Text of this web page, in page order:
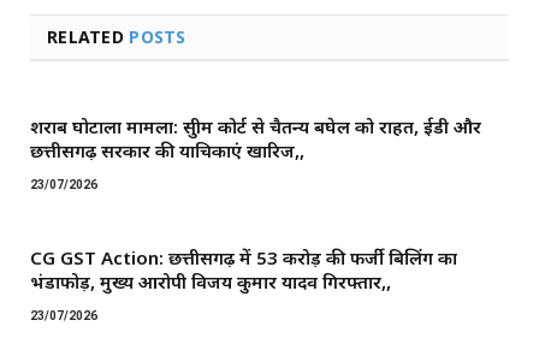
RELATED POSTS
शराब घोटाला मामला: सुप्रीम कोर्ट से चैतन्य बघेल को राहत, ईडी और
छत्तीसगढ़ सरकार की याचिकाएं खारिज,,
23/07/2026
CG GST Action: छत्तीसगढ़ में 53 करोड़ की फर्जी बिलिंग का
भंडाफोड़, मुख्य आरोपी विजय कुमार यादव गिरफ्तार,,
23/07/2026